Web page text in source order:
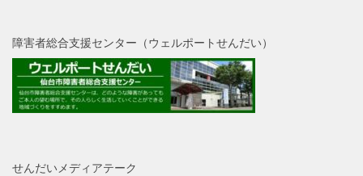
障害者総合支援センター（ウェルポートせんだい）
せんだいメディアテーク